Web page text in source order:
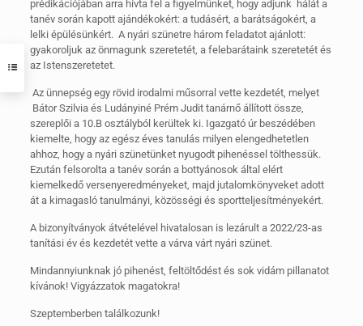
prédikációjában arra hívta fel a figyelmünket, hogy adjunk hálát a
tanév során kapott ajándékokért: a tudásért, a barátságokért, a
lelki épülésünkért. A nyári szünetre három feladatot ajánlott:
gyakoroljuk az önmagunk szeretetét, a felebarátaink szeretetét és
az Istenszeretetet.
Az ünnepség egy rövid irodalmi műsorral vette kezdetét, melyet
Bátor Szilvia és Ludányiné Prém Judit tanárnő állított össze,
szereplői a 10.B osztályból kerültek ki. Igazgató úr beszédében
kiemelte, hogy az egész éves tanulás milyen elengedhetetlen
ahhoz, hogy a nyári szünetünket nyugodt pihenéssel tölthessük.
Ezután felsorolta a tanév során a bottyánosok által elért
kiemelkedő versenyeredményeket, majd jutalomkönyveket adott
át a kimagasló tanulmányi, közösségi és sportteljesítményekért.
A bizonyítványok átvételével hivatalosan is lezárult a 2022/23-as
tanítási év és kezdetét vette a várva várt nyári szünet.
Mindannyiunknak jó pihenést, feltöltődést és sok vidám pillanatot
kívánok! Vigyázzatok magatokra!
Szeptemberben találkozunk!